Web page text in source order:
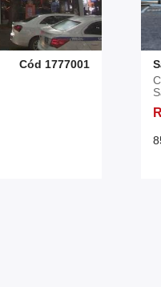
Cód 1777001